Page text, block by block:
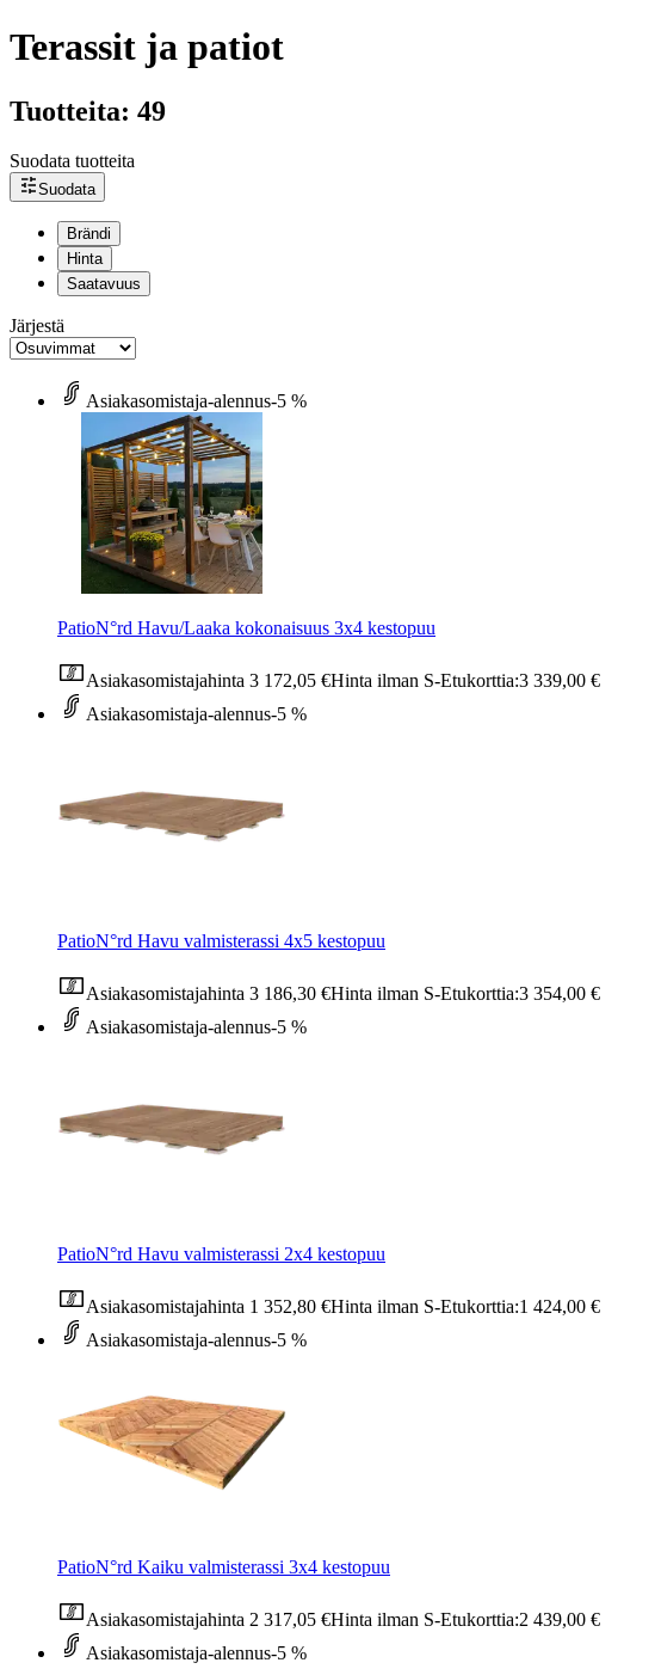
Terassit ja patiot
Tuotteita: 49
Suodata tuotteita
Suodata
Brändi
Hinta
Saatavuus
Järjestä
Asiakasomistaja-alennus-5 %
PatioN°rd Havu/Laaka kokonaisuus 3x4 kestopuu
Asiakasomistajahinta 3 172,05 €Hinta ilman S-Etukorttia:3 339,00 €
Asiakasomistaja-alennus-5 %
PatioN°rd Havu valmisterassi 4x5 kestopuu
Asiakasomistajahinta 3 186,30 €Hinta ilman S-Etukorttia:3 354,00 €
Asiakasomistaja-alennus-5 %
PatioN°rd Havu valmisterassi 2x4 kestopuu
Asiakasomistajahinta 1 352,80 €Hinta ilman S-Etukorttia:1 424,00 €
Asiakasomistaja-alennus-5 %
PatioN°rd Kaiku valmisterassi 3x4 kestopuu
Asiakasomistajahinta 2 317,05 €Hinta ilman S-Etukorttia:2 439,00 €
Asiakasomistaja-alennus-5 %